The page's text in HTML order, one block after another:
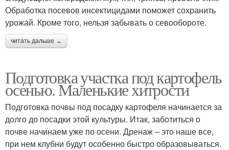
Обработка посевов инсектицидами поможет сохранить
урожай. Кроме того, нельзя забывать о севообороте.
читать дальше →
Подготовка участка под картофель
осенью. Маленькие хитрости
Подготовка почвы под посадку картофеля начинается за
долго до посадки этой культуры. Итак, заботиться о
почве начинаем уже по осени. Дренаж – это наше все,
при нем клубни будут особенно быстро образовываться.